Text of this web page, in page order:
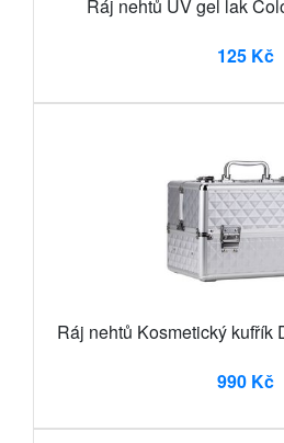
Ráj nehtů UV gel lak
125 Kč
Ráj nehtů Kosmetický kufřík
990 Kč